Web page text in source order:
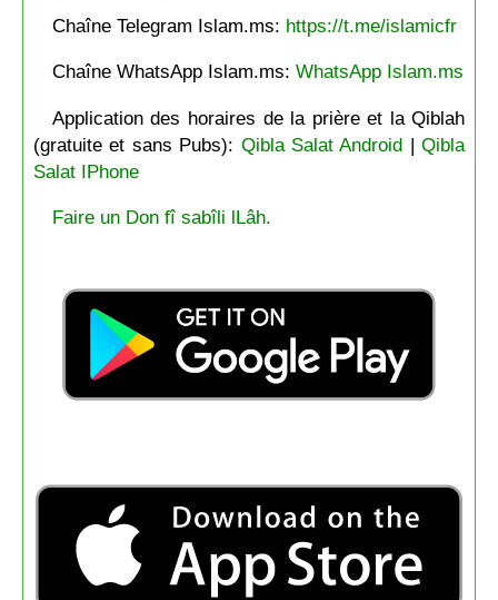
Chaîne Telegram Islam.ms: https://t.me/islamicfr
Chaîne WhatsApp Islam.ms: WhatsApp Islam.ms
Application des horaires de la prière et la Qiblah
(gratuite et sans Pubs): Qibla Salat Android |Qibla
Salat IPhone
Faire un Don fî sabîli lLâh.